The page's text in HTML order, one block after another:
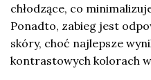
chłodzące, co
Ponadto, zabieg jest
skóry, choć najlepsze
kontrastowych kolorach